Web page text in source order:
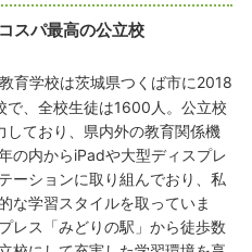
スパ最高の公立校
育学校は茨城県つくば市に2018
、全校生徒は1600人。公立校
ており、県内外の教育関係機
の内からiPadや大型ディスプレ
ーションに取り組んでおり、私
な学習スタイルを取っていま
レス「みどりの駅」から徒歩数